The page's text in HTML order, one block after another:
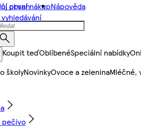
obsah
první nákupNápověda
Koupit teďOblíbenéSpeciální nabídky
školyNovinkyOvoce a zeleninaMléčné,
pečivo